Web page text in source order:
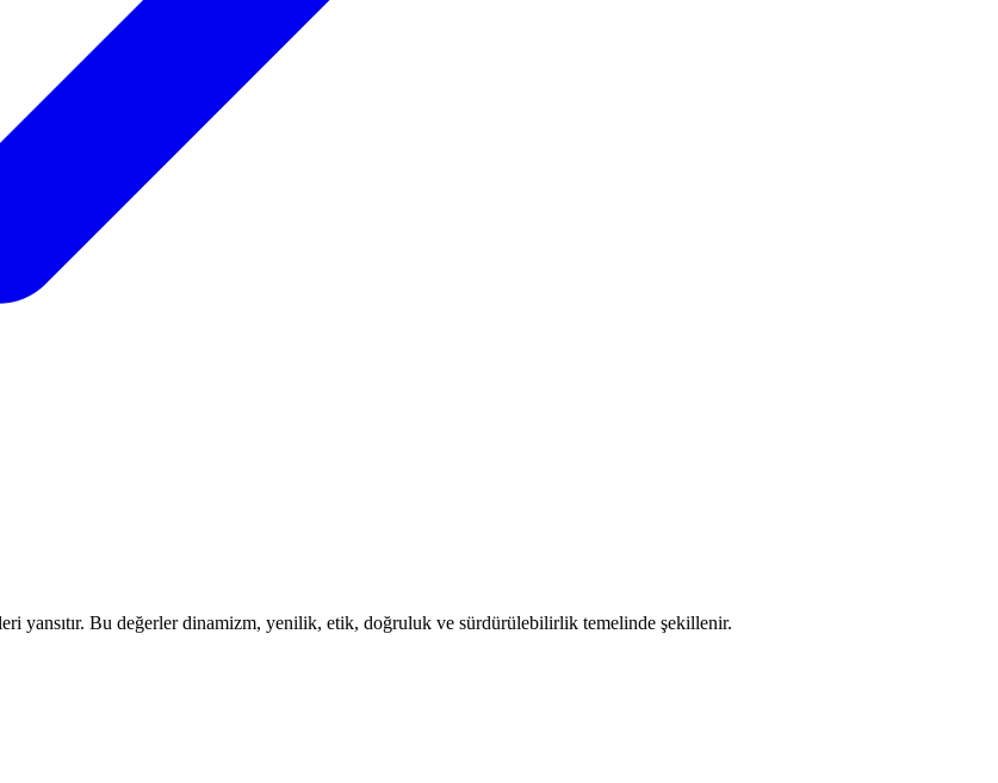
yansıtır. Bu değerler dinamizm, yenilik, etik, doğruluk ve sürdürülebilirlik temelinde şekillenir.